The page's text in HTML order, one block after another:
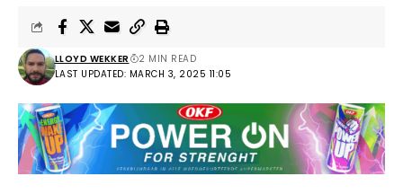
LAST UPDATED: MARCH 3, 2025 11:05
LLOYD WEKKER 2 MIN READ